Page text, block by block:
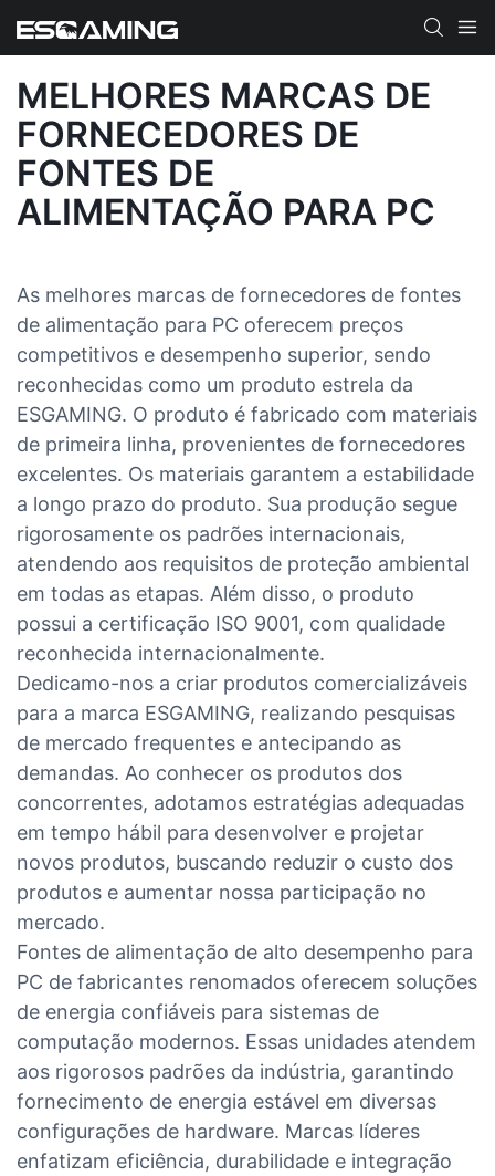
MELHORES MARCAS DE
FORNECEDORES DE
FONTES DE
ALIMENTAÇÃO PARA PC
As melhores marcas de fornecedores de fontes
de alimentação para PC oferecem preços
competitivos e desempenho superior, sendo
reconhecidas como um produto estrela da
ESGAMING. O produto é fabricado com materiais
de primeira linha, provenientes de fornecedores
excelentes. Os materiais garantem a estabilidade
a longo prazo do produto. Sua produção segue
rigorosamente os padrões internacionais,
atendendo aos requisitos de proteção ambiental
em todas as etapas. Além disso, o produto
possui a certificação ISO 9001, com qualidade
reconhecida internacionalmente.
Dedicamo-nos a criar produtos comercializáveis ​​
para a marca ESGAMING, realizando pesquisas
de mercado frequentes e antecipando as
demandas. Ao conhecer os produtos dos
concorrentes, adotamos estratégias adequadas
em tempo hábil para desenvolver e projetar
novos produtos, buscando reduzir o custo dos
produtos e aumentar nossa participação no
mercado.
Fontes de alimentação de alto desempenho para
PC de fabricantes renomados oferecem soluções
de energia confiáveis ​​para sistemas de
computação modernos. Essas unidades atendem
aos rigorosos padrões da indústria, garantindo
fornecimento de energia estável em diversas
configurações de hardware. Marcas líderes
enfatizam eficiência, durabilidade e integração